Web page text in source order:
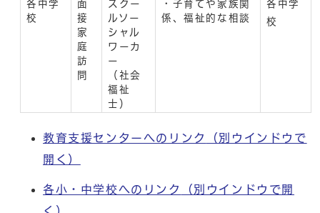
各中学
校
面
接
家
庭
訪
問
スクー
ルソー
シャル
ワーカ
ー
（社会
福祉
士）
・子育てや家族関
係、福祉的な相談
各中学
校
教育支援センターへのリンク
（別ウインドウで
開く）
各小・中学校へのリンク
（別ウインドウで開
く）